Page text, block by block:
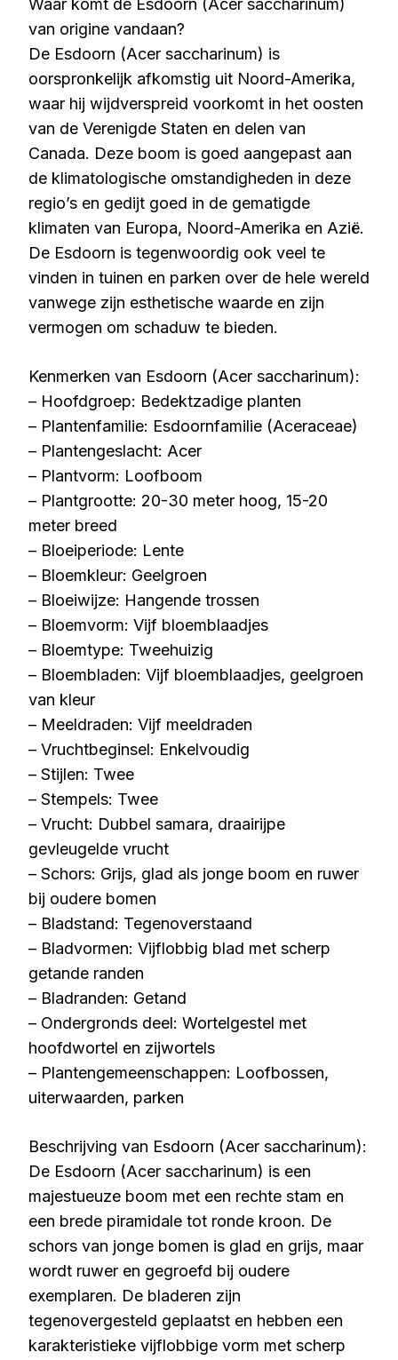
Waar komt de Esdoorn (Acer saccharinum)
van origine vandaan?
De Esdoorn (Acer saccharinum) is
oorspronkelijk afkomstig uit Noord-Amerika,
waar hij wijdverspreid voorkomt in het oosten
van de Verenigde Staten en delen van
Canada. Deze boom is goed aangepast aan
de klimatologische omstandigheden in deze
regio’s en gedijt goed in de gematigde
klimaten van Europa, Noord-Amerika en Azië.
De Esdoorn is tegenwoordig ook veel te
vinden in tuinen en parken over de hele wereld
vanwege zijn esthetische waarde en zijn
vermogen om schaduw te bieden.
Kenmerken van Esdoorn (Acer saccharinum):
– Hoofdgroep: Bedektzadige planten
– Plantenfamilie: Esdoornfamilie (Aceraceae)
– Plantengeslacht: Acer
– Plantvorm: Loofboom
– Plantgrootte: 20-30 meter hoog, 15-20
meter breed
– Bloeiperiode: Lente
– Bloemkleur: Geelgroen
– Bloeiwijze: Hangende trossen
– Bloemvorm: Vijf bloemblaadjes
– Bloemtype: Tweehuizig
– Bloembladen: Vijf bloemblaadjes, geelgroen
van kleur
– Meeldraden: Vijf meeldraden
– Vruchtbeginsel: Enkelvoudig
– Stijlen: Twee
– Stempels: Twee
– Vrucht: Dubbel samara, draairijpe
gevleugelde vrucht
– Schors: Grijs, glad als jonge boom en ruwer
bij oudere bomen
– Bladstand: Tegenoverstaand
– Bladvormen: Vijflobbig blad met scherp
getande randen
– Bladranden: Getand
– Ondergronds deel: Wortelgestel met
hoofdwortel en zijwortels
– Plantengemeenschappen: Loofbossen,
uiterwaarden, parken
Beschrijving van Esdoorn (Acer saccharinum):
De Esdoorn (Acer saccharinum) is een
majestueuze boom met een rechte stam en
een brede piramidale tot ronde kroon. De
schors van jonge bomen is glad en grijs, maar
wordt ruwer en gegroefd bij oudere
exemplaren. De bladeren zijn
tegenovergesteld geplaatst en hebben een
karakteristieke vijflobbige vorm met scherp